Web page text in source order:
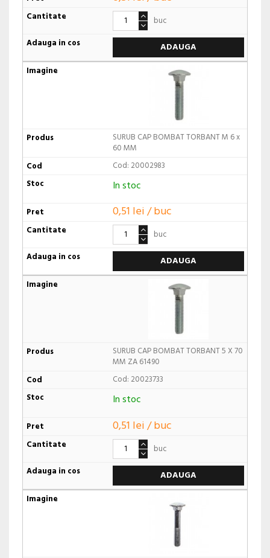
buc
ADAUGA
SURUB CAP BOMBAT TORBANT M 6 x
60 MM
Cod: 20002983
In stoc
0,51 lei / buc
buc
ADAUGA
SURUB CAP BOMBAT TORBANT 5 X 70
MM ZA 61490
Cod: 20023733
In stoc
0,51 lei / buc
buc
ADAUGA